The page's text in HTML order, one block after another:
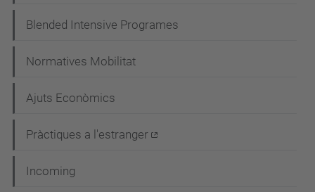
Blended Intensive Programes
Normatives Mobilitat
Ajuts Econòmics
Pràctiques a l'estranger
Incoming